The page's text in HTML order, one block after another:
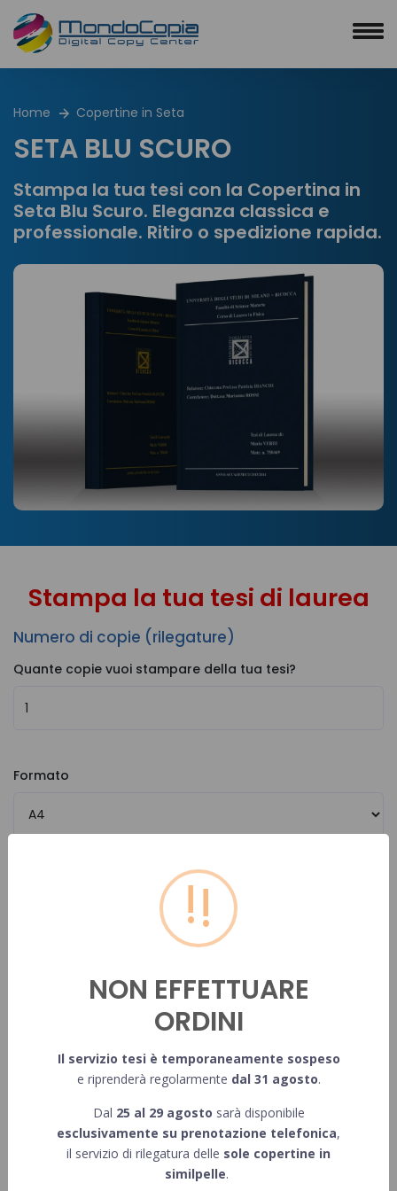
Home Copertine in Seta
SETA BLU SCURO
Stampa la tua tesi con la Copertina in
Seta Blu Scuro. Eleganza classica e
professionale. Ritiro o spedizione rapida.
Stampa la tua tesi di laurea
Numero di copie (rilegature)
Quante copie vuoi stampare della tua tesi?
Formato
Inserisci il numero di pagine in bianco e nero della singola tesi
Numero pagine a colori
Inserisci il numero di pagine a colori della singola tesi
!
NON EFFETTUARE
ORDINI
Il servizio tesi è temporaneamente sospeso
e riprenderà regolarmente dal 31 agosto.
Dal 25 al 29 agosto sarà disponibile
esclusivamente su prenotazione telefonica,
il servizio di rilegatura delle sole copertine in
similpelle.